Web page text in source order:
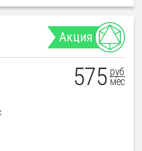
Акция
575 руб
мес